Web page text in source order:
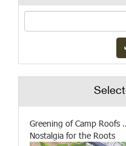
Greening of Camp Roofs
Nostalgia for the Roots